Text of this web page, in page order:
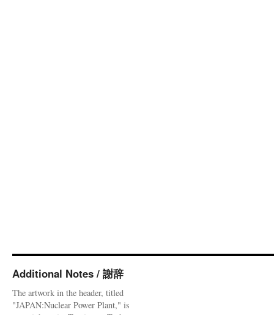
Additional Notes / 謝辞
The artwork in the header, titled
"JAPAN:Nuclear Power Plant," is